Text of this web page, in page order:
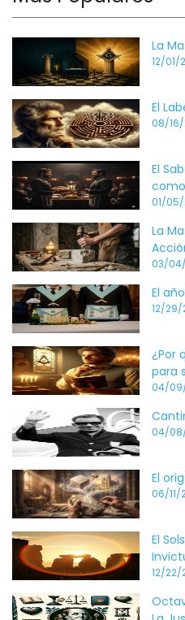
La
12/01/
El
08/
El
01/
La
03/
El
12/29/
¿Por
para
04/
04/
El
06/11/
El
12/22/